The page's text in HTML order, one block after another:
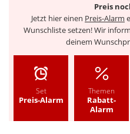
Preis
Jetzt hier einen Preis-Alarm
Wunschliste setzen! Wir
deinem
Set
Preis-Alarm
Themen
Rabatt-
Alarm